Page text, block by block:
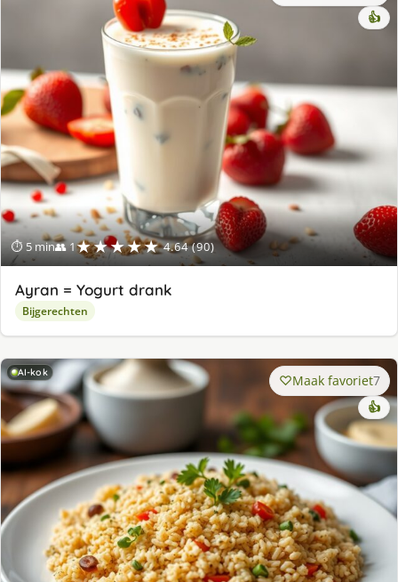
⏱ 5 min👥 1★★★★★ 4.64 (90)
👍
Ayran = Yogurt drank
Bijgerechten
AI-kok Maak favoriet7
👍